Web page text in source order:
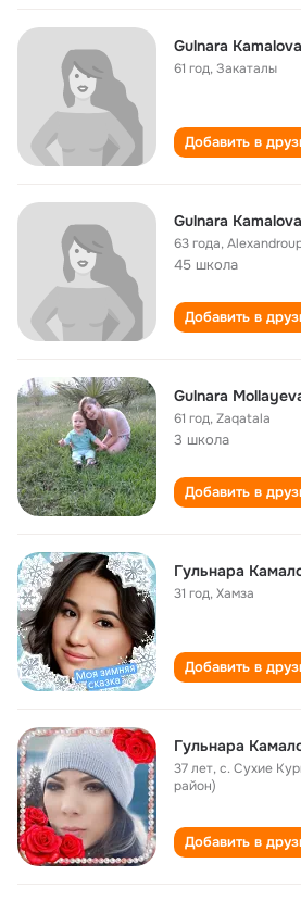
Gulnara Kamalova
61 год,Закаталы
Добавить в
Gulnara Kamalova
63 года,
45 школа
Добавить в
Gulnara
61 год,Zaqatala
3 школа
Добавить в
Гульнара
31 год,Хамза
Добавить в
Гульнара
37 лет,с. Сухие
район)
Добавить в